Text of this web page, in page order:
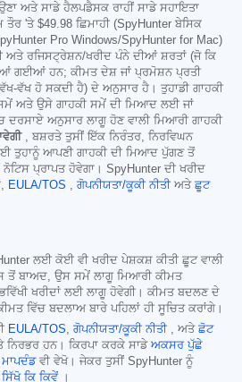
ਅਤੇ ਸਾਡੇ ਹੈਲਪਡੈਸਕ ਰਾਹੀਂ ਸਾਡੇ ਸਹਾਇਤਾ
ਤੌਰ 'ਤੇ $49.98 ਛਿਮਾਹੀ (SpyHunter ਬੇਸਿਕ
Pro Windows/SpyHunter for Mac)
ਰਜਿਸਟ੍ਰੇਸ਼ਨ/ਖਰੀਦ ਪੰਨੇ ਦੀਆਂ ਸ਼ਰਤਾਂ (ਜੋ ਕਿ
ਗਈਆਂ ਹਨ; ਕੀਮਤ ਦੇਸ਼ ਜਾਂ ਪ੍ਰਮੋਸ਼ਨ ਪ੍ਰਤੀ
ਵੱਖ ਹੋ ਸਕਦੀ ਹੈ) ਦੇ ਅਨੁਸਾਰ ਹੈ। ਤੁਹਾਡੀ ਗਾਹਕੀ
ਅਤੇ ਉਸੇ ਗਾਹਕੀ ਸਮੇਂ ਦੀ ਮਿਆਦ ਲਈ ਜਾਂ
ਦਰਸਾਏ ਅਨੁਸਾਰ ਲਾਗੂ ਹੋਣ ਵਾਲੀ ਮਿਆਰੀ ਗਾਹਕੀ
, ਬਸ਼ਰਤੇ ਤੁਸੀਂ ਇੱਕ ਨਿਰੰਤਰ, ਨਿਰਵਿਘਨ
ਤੁਹਾਨੂੰ ਆਪਣੀ ਗਾਹਕੀ ਦੀ ਮਿਆਦ ਪੁੱਗਣ ਤੋਂ
ਪ੍ਰਾਪਤ ਹੋਵੇਗਾ। SpyHunter ਦੀ ਖਰੀਦ
EULA/TOS , ਗੋਪਨੀਯਤਾ/ਕੂਕੀ ਨੀਤੀ ਅਤੇ ਛੂਟ
ਲਈ ਕੋਈ ਵੀ ਖਰੀਦ ਪੇਸ਼ਕਸ਼ ਕੀਤੀ ਛੂਟ ਵਾਲੀ
ਬਾਅਦ, ਉਸ ਸਮੇਂ ਲਾਗੂ ਮਿਆਰੀ ਕੀਮਤ
ਖਰੀਦਾਂ ਲਈ ਲਾਗੂ ਹੋਵੇਗੀ। ਕੀਮਤ ਬਦਲਣ ਦੇ
ਵਿੱਚ ਬਦਲਾਅ ਬਾਰੇ ਪਹਿਲਾਂ ਹੀ ਸੂਚਿਤ ਕਰਾਂਗੇ।
EULA/TOS, ਗੋਪਨੀਯਤਾ/ਕੂਕੀ ਨੀਤੀ , ਅਤੇ ਛੋਟ
ਨਿਰਭਰ ਹਨ। ਕਿਰਪਾ ਕਰਕੇ ਸਾਡੇ ਅਕਸਰ ਪੁੱਛੇ
ਵੀ ਵੇਖੋ। ਜੇਕਰ ਤੁਸੀਂ SpyHunter ਨੂੰ
ਸਿੱਖੋ ਕਿ ਕਿਵੇਂ।